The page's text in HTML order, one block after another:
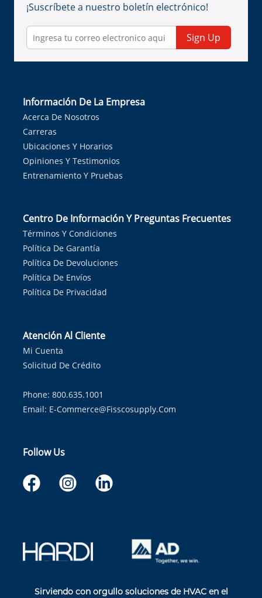
¡Suscríbete a nuestro boletín electrónico!
Sign Up
Información De La Empresa
Acerca De Nosotros
Carreras
Ubicaciones Y Horarios
Opiniones Y Testimonios
Entrenamiento Y Pruebas
Centro De Información Y Preguntas Frecuentes
Términos Y Condiciones
Política De Garantía
Política De Devoluciones
Política De Envíos
Política De Privacidad
Atención Al Cliente
Mi Cuenta
Solicitud De Crédito
Phone: 800.635.1001
Email: E-Commerce@fisscosupply.com
Follow Us
Sirviendo con orgullo soluciones de HVAC en el